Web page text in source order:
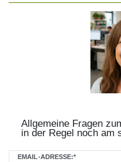
Allgemeine Fragen
in der Regel noch am
EMAIL-ADRESSE:*